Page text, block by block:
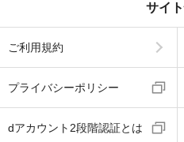
サイ
ご利用規約
プライバシーポリシー
dアカウント2段階認証とは